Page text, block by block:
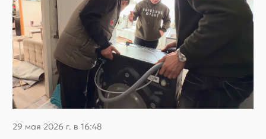
29 мая 2026 г. в 16:48